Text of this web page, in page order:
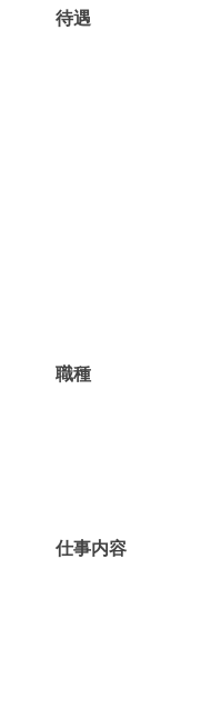
待遇
職種
仕事内容